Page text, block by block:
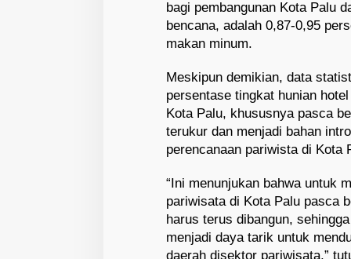
bagi pembangunan Kota Palu
bencana, adalah 0,87-0,95
makan minum.
Meskipun demikian, data
persentase tingkat hunian
Kota Palu, khususnya pasca
terukur dan menjadi bahan
perencanaan pariwista di Kota
“Ini menunjukan bahwa untuk
pariwisata di Kota Palu pasca
harus terus dibangun,
menjadi daya tarik untuk
daerah disektor pariwisata,”